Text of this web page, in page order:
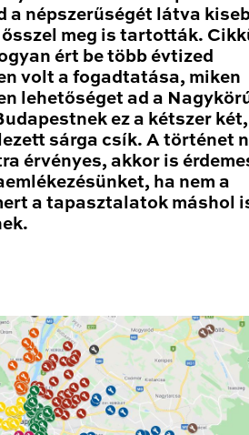
a népszerűségét látva
meg is tartották.
ért be több évtized
volt a fogadtatása, miken
lehetőséget ad a
ez a kétszer
sárga csík. A történet
érvényes, akkor is
ha nem a
a tapasztalatok máshol